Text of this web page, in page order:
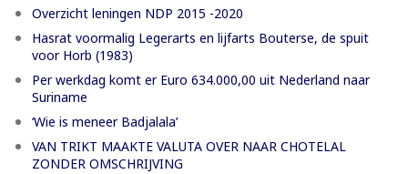
Overzicht leningen NDP 2015 -2020
Hasrat voormalig Legerarts en lijfarts Bouterse, de spuit
voor Horb (1983)
Per werkdag komt er Euro 634.000,00 uit Nederland naar
Suriname
‘Wie is meneer Badjalala’
VAN TRIKT MAAKTE VALUTA OVER NAAR CHOTELAL
ZONDER OMSCHRIJVING